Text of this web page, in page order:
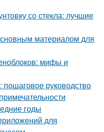
со стекла: лучшие
материалом для
мифы и
руководство
годы
для